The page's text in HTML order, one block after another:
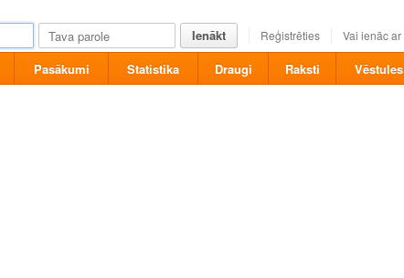
Ienākt Reģistrēties Vai ienāc ar
Pasākumi Statistika Draugi Raksti Vēstules